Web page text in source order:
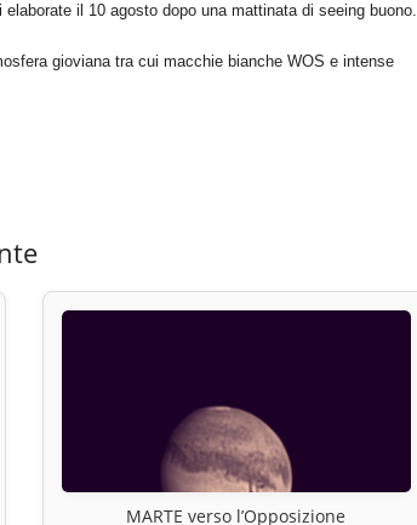
il 10 agosto dopo una mattinata di seeing buono.
gioviana tra cui macchie bianche WOS e intense
MARTE verso l’Opposizione